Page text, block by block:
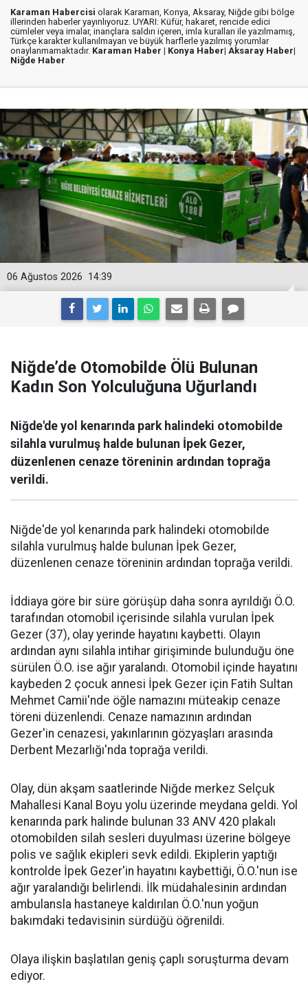
Karaman Habercisi olarak Karaman, Konya, Aksaray, Niğde gibi bölge
illerinden haberler yayınlıyoruz. UYARI: Küfür, hakaret, rencide edici
cümleler veya imalar, inançlara saldırı içeren, imla kuralları ile yazılmamış,
Türkçe karakter kullanılmayan ve büyük harflerle yazılmış yorumlar
onaylanmamaktadır. Karaman Haber | Konya Haber| Aksaray Haber|
Niğde Haber
14:39
06 Ağustos 2026
Niğde’de Otomobilde Ölü Bulunan
Kadın Son Yolculuğuna Uğurlandı
Niğde'de yol kenarında park halindeki otomobilde
silahla vurulmuş halde bulunan İpek Gezer,
düzenlenen cenaze töreninin ardından toprağa
verildi.
Niğde'de yol kenarında park halindeki otomobilde
silahla vurulmuş halde bulunan İpek Gezer,
düzenlenen cenaze töreninin ardından toprağa verildi.
İddiaya göre bir süre görüşüp daha sonra ayrıldığı Ö.O.
tarafından otomobil içerisinde silahla vurulan İpek
Gezer (37), olay yerinde hayatını kaybetti. Olayın
ardından aynı silahla intihar girişiminde bulunduğu öne
sürülen Ö.O. ise ağır yaralandı. Otomobil içinde hayatını
kaybeden 2 çocuk annesi İpek Gezer için Fatih Sultan
Mehmet Camii'nde öğle namazını müteakip cenaze
töreni düzenlendi. Cenaze namazının ardından
Gezer'in cenazesi, yakınlarının gözyaşları arasında
Derbent Mezarlığı'nda toprağa verildi.
Olay, dün akşam saatlerinde Niğde merkez Selçuk
Mahallesi Kanal Boyu yolu üzerinde meydana geldi. Yol
kenarında park halinde bulunan 33 ANV 420 plakalı
otomobilden silah sesleri duyulması üzerine bölgeye
polis ve sağlık ekipleri sevk edildi. Ekiplerin yaptığı
kontrolde İpek Gezer'in hayatını kaybettiği, Ö.O.'nun ise
ağır yaralandığı belirlendi. İlk müdahalesinin ardından
ambulansla hastaneye kaldırılan Ö.O.'nun yoğun
bakımdaki tedavisinin sürdüğü öğrenildi.
Olaya ilişkin başlatılan geniş çaplı soruşturma devam
ediyor.